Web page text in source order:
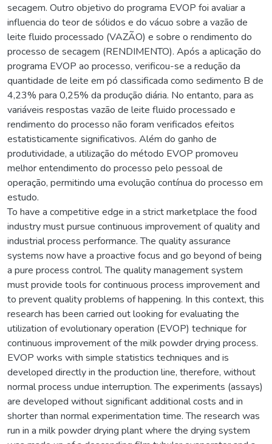
secagem. Outro objetivo do programa EVOP foi avaliar a
influencia do teor de sólidos e do vácuo sobre a vazão de
leite fluido processado (VAZÃO) e sobre o rendimento do
processo de secagem (RENDIMENTO). Após a aplicação do
programa EVOP ao processo, verificou-se a redução da
quantidade de leite em pó classificada como sedimento B de
4,23% para 0,25% da produção diária. No entanto, para as
variáveis respostas vazão de leite fluido processado e
rendimento do processo não foram verificados efeitos
estatisticamente significativos. Além do ganho de
produtividade, a utilização do método EVOP promoveu
melhor entendimento do processo pelo pessoal de
operação, permitindo uma evolução contínua do processo em
estudo.
To have a competitive edge in a strict marketplace the food
industry must pursue continuous improvement of quality and
industrial process performance. The quality assurance
systems now have a proactive focus and go beyond of being
a pure process control. The quality management system
must provide tools for continuous process improvement and
to prevent quality problems of happening. In this context, this
research has been carried out looking for evaluating the
utilization of evolutionary operation (EVOP) technique for
continuous improvement of the milk powder drying process.
EVOP works with simple statistics techniques and is
developed directly in the production line, therefore, without
normal process undue interruption. The experiments (assays)
are developed without significant additional costs and in
shorter than normal experimentation time. The research was
run in a milk powder drying plant where the drying system